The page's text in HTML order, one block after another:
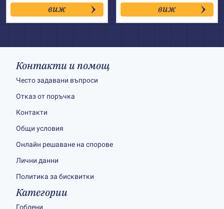
29.00€
through
68.00€
виж
35.00€
through
85.00€
виж
Контакти и помощ
Често задавани въпроси
Отказ от поръчка
Контакти
Общи условия
Онлайн решаване на спорове
Лични данни
Политика за бисквитки
Категории
Гоблени